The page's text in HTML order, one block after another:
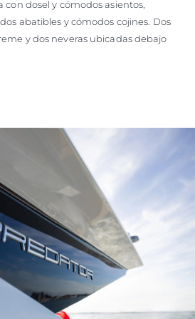
con dosel y cómodos asientos,
abatibles y cómodos cojines. Dos
y dos neveras ubicadas debajo